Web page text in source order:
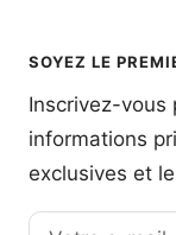
SOYEZ LE
Inscrivez-vous
informations
exclusives et